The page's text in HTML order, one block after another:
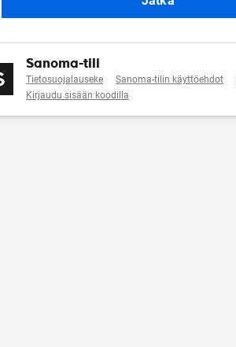
Sanoma-tili
Tietosuojalauseke Sanoma-tilin käyttöehdot
Kirjaudu sisään koodilla